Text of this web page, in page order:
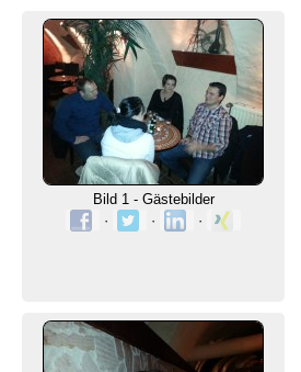
Bild 1 - Gästebilder
·
· ·